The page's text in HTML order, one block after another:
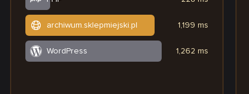
archiwum.sklepmiejski.pl
WordPress
1,199 ms
1,262 ms